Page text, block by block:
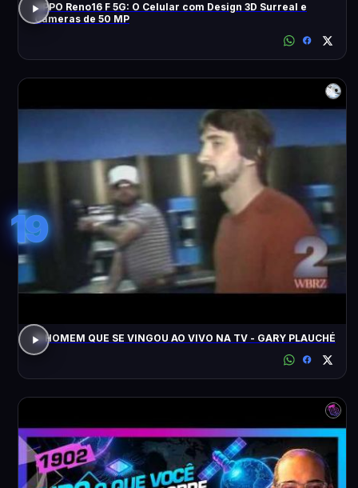
OPPO Reno16 F 5G: O Celular com Design 3D Surreal e
Câmeras de 50 MP
19
O HOMEM QUE SE VINGOU AO VIVO NA TV - GARY PLAUCHÉ